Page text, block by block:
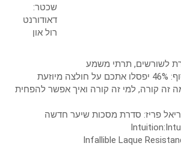
לשורשים, תרתי משמע
זה קורה, למי זה קורה ואיך אפשר להפחית
פריז: סדרת מסכות שיער חדשה